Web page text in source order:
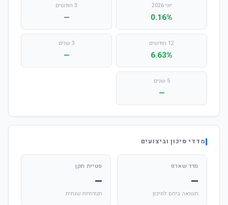
יוני 2026
0.16%
3 חודשים
—
12 חודשים
6.63%
3 שנים
—
5 שנים
—
מדדי סיכון וביצועים
מדד שארפ
—
תשואה ביחס לסיכון
סטיית תקן
—
תנודתיות שנתית